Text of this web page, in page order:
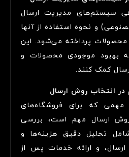
سیستم‌های مدیریت ارسال
و نحوه استفاده از آنها
محصولات پرداخته می‌شود. این
بهبود موجودی محصولات و
کمک کنند.
انتخاب روش ارسال
که برای فروشگاه‌های
روش ارسال مهم است، بررسی
تحلیل دقیق هزینه‌ها و
ارسال، و ارائه خدمات پس از